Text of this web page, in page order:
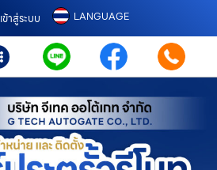
เข้าสู่ระบบ LANGUAGE